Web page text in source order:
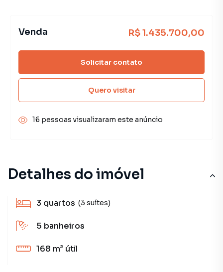
Detalhes do imóvel
3 quartos (3 suítes)
5 banheiros
168 m² útil
Venda R$ 1.435.700,00
Solicitar contato
Quero visitar
16 pessoas visualizaram este anúncio